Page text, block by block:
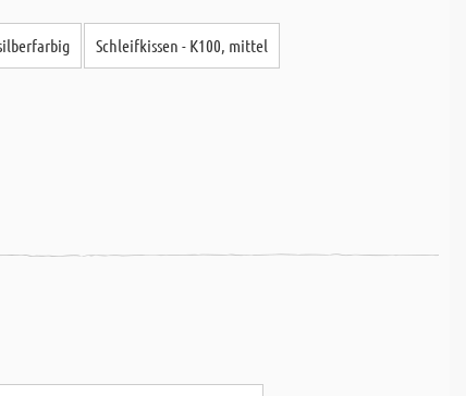
Schleifkissen - K100, mittel